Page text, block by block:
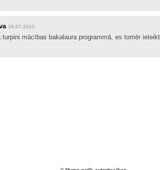
18.07.2012.
turpini mācības bakalaura programmā, es tomēr